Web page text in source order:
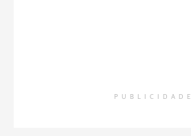
PUBLICIDADE